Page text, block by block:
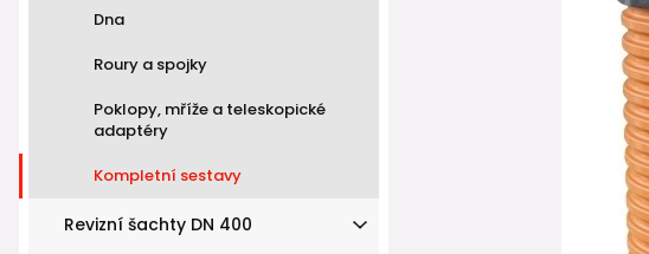
Dna
Roury a spojky
Poklopy, mříže a teleskopické
adaptéry
Kompletní sestavy
Revizní šachty DN 400